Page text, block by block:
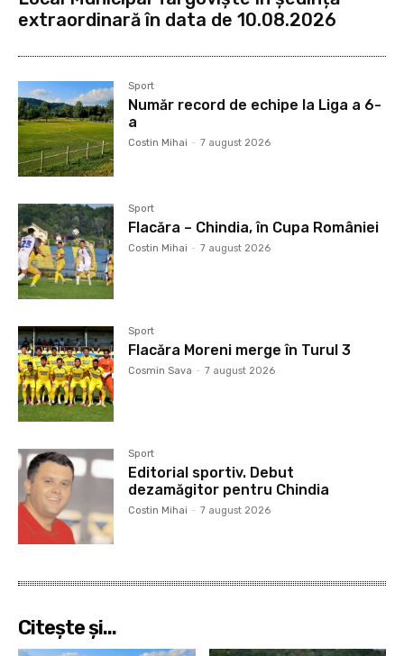
extraordinară în data de 10.08.2026
Sport
Număr record de echipe la Liga a 6-
a
Costin Mihai - 7 august 2026
Sport
Flacăra – Chindia, în Cupa României
Costin Mihai - 7 august 2026
Sport
Flacăra Moreni merge în Turul 3
Cosmin Sava - 7 august 2026
Sport
Editorial sportiv. Debut
dezamăgitor pentru Chindia
Costin Mihai - 7 august 2026
Citeşte şi...